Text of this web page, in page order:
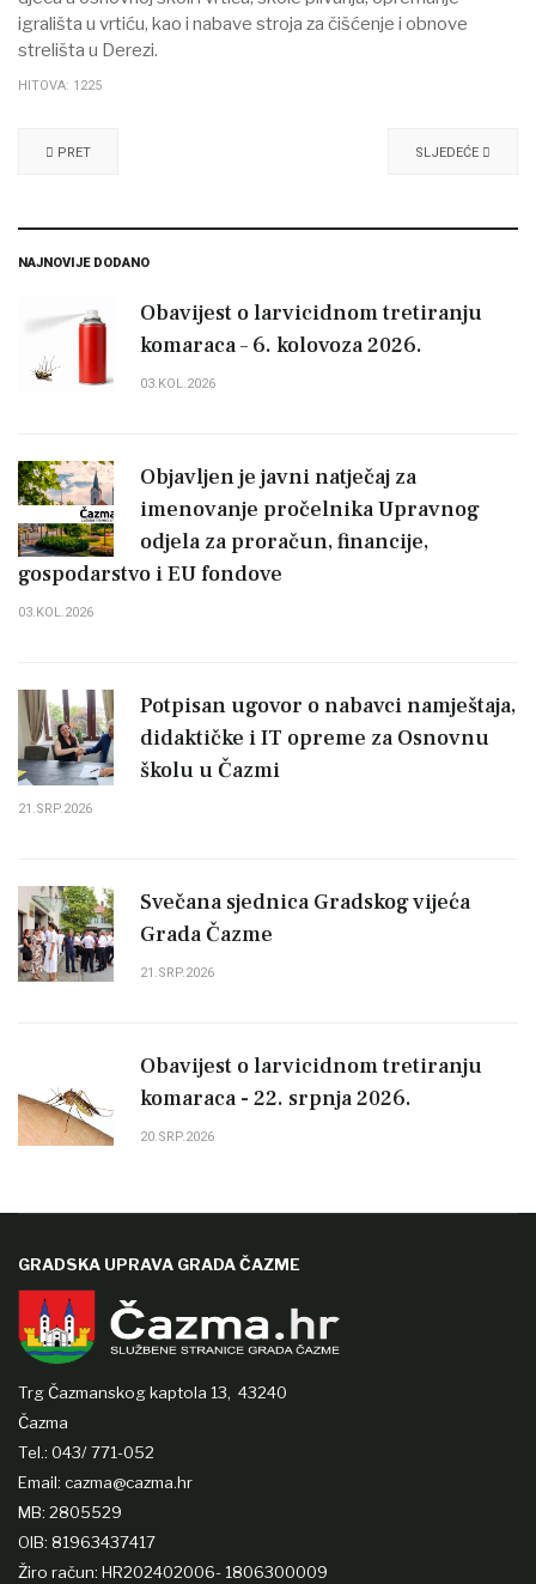
igrališta u vrtiću, kao i nabave stroja za čišćenje i obnove
strelišta u Derezi.
HITOVA: 1225
PRET SLJEDEĆE
NAJNOVIJE DODANO
Obavijest o larvicidnom tretiranju
komaraca – 6. kolovoza 2026.
03.KOL.2026
Objavljen je javni natječaj za
imenovanje pročelnika Upravnog
odjela za proračun, financije,
gospodarstvo i EU fondove
03.KOL.2026
Potpisan ugovor o nabavci namještaja,
didaktičke i IT opreme za Osnovnu
školu u Čazmi
21.SRP.2026
Svečana sjednica Gradskog vijeća
Grada Čazme
21.SRP.2026
Obavijest o larvicidnom tretiranju
komaraca - 22. srpnja 2026.
20.SRP.2026
GRADSKA UPRAVA GRADA ČAZME
Trg Čazmanskog kaptola 13, 43240
Čazma
Tel.: 043/ 771-052
Email: cazma@cazma.hr
MB: 2805529
OIB: 81963437417
Žiro račun: HR202402006- 1806300009